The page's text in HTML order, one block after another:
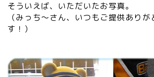
そういえば、いただいたお写真。
（みっち～さん、いつもご提供ありが
す！）